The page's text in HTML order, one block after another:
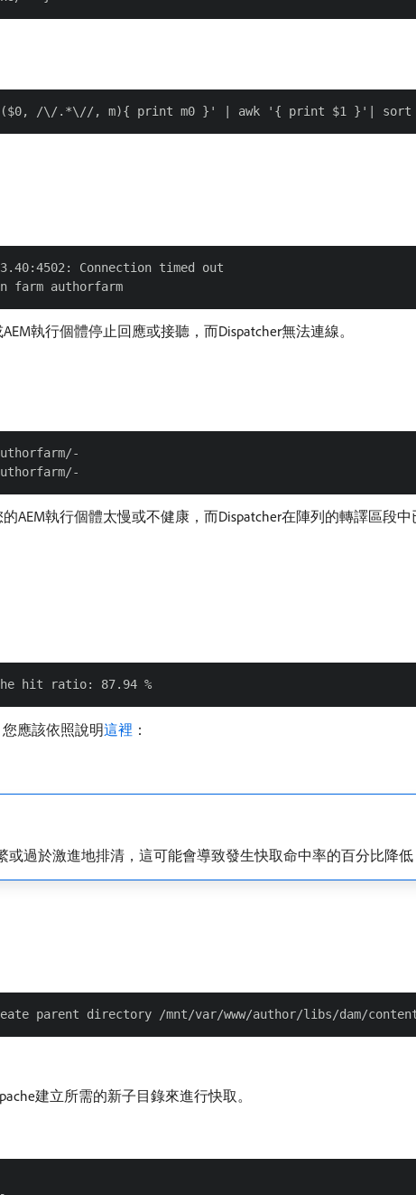
Connection timed out
執行個體停止回應或接聽，而Dispatcher無法連線。
執行個體太慢或不健康，而Dispatcher在陣列的轉譯區段
應該依照說明這裡 ：
過於激進地排清，這可能會導致發生快取命中率的百分比降低
建立所需的新子目錄來進行快取。